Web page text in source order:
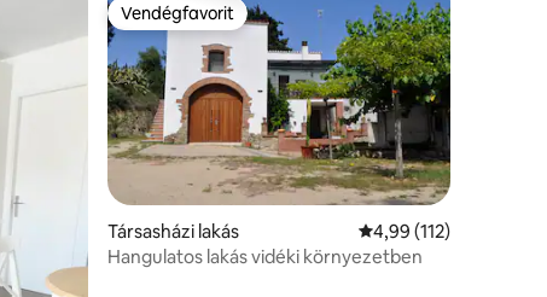
Vendégfavorit
Vendégfavorit
Társasházi lakás Átlagos értékelés: 5/
4,99 (112)
Hangulatos lakás vidéki környezetben